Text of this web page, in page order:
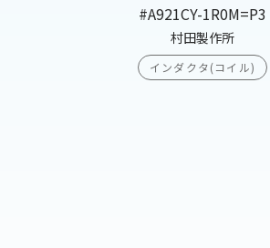
#A921CY-1R0M=P3
村田製作所
インダクタ(コイル)